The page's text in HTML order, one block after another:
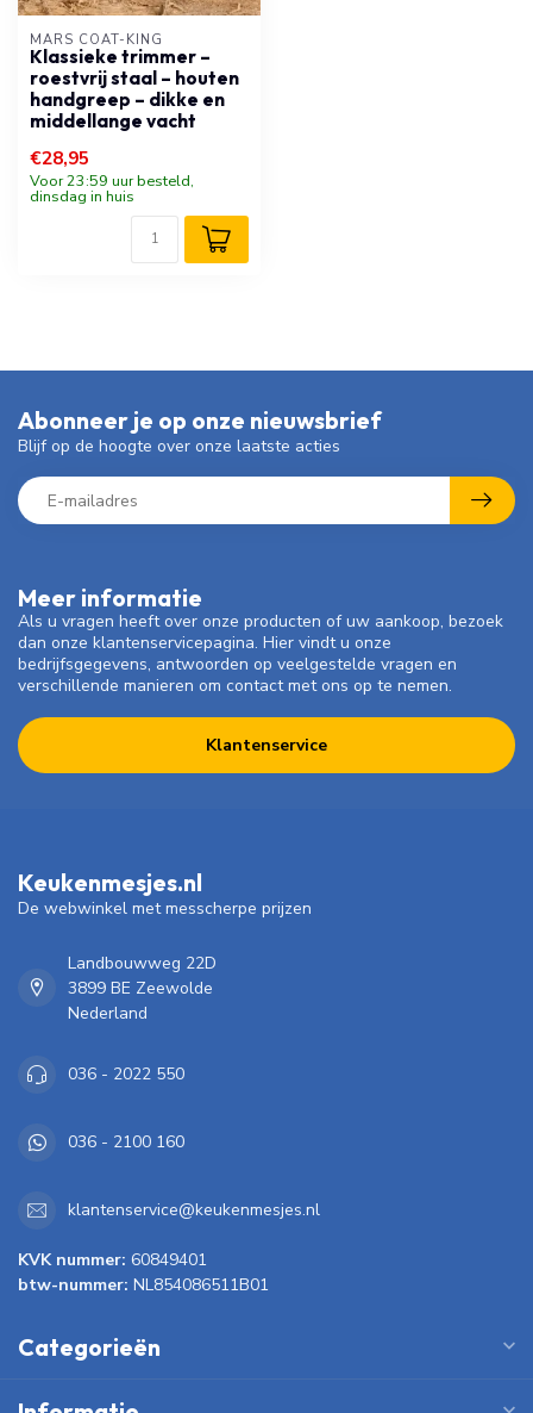
MARS COAT-KING
Klassieke trimmer –
roestvrij staal – houten
handgreep – dikke en
middellange vacht
€28,95
Voor 23:59 uur besteld,
dinsdag in huis
Meer informatie
Als u vragen heeft over onze producten of uw aankoop, bezoek
dan onze klantenservicepagina. Hier vindt u onze
bedrijfsgegevens, antwoorden op veelgestelde vragen en
verschillende manieren om contact met ons op te nemen.
Klantenservice
Abonneer je op onze nieuwsbrief
Blijf op de hoogte over onze laatste acties
Keukenmesjes.nl
De webwinkel met messcherpe prijzen
Landbouwweg 22D
3899 BE Zeewolde
Nederland
036 - 2022 550
036 - 2100 160
klantenservice@keukenmesjes.nl
KVK nummer: 60849401
btw-nummer: NL854086511B01
Categorieën